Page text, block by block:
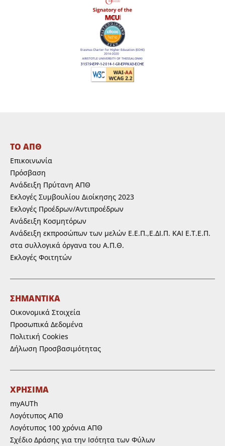
ΤΟ ΑΠΘ
Επικοινωνία
Πρόσβαση
Ανάδειξη Πρύτανη ΑΠΘ
Εκλογές Συμβουλίου Διοίκησης 2023
Εκλογές Προέδρων/Αντιπροέδρων
Ανάδειξη Κοσμητόρων
Ανάδειξη εκπροσώπων των μελών Ε.Ε.Π.,Ε.ΔΙ.Π. ΚΑΙ Ε.Τ.Ε.Π.
στα συλλογικά όργανα του Α.Π.Θ.
Εκλογές Φοιτητών
ΣΗΜΑΝΤΙΚΑ
Οικονομικά Στοιχεία
Προσωπικά Δεδομένα
Πολιτική Cookies
Δήλωση Προσβασιμότητας
ΧΡΗΣΙΜΑ
myAUTh
Λογότυπος ΑΠΘ
Λογότυπος 100 χρόνια ΑΠΘ
Σχέδιο Δράσης για την Ισότητα των Φύλων